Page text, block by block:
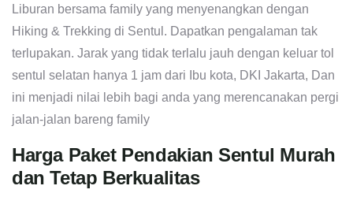
Liburan bersama family yang menyenangkan dengan
Hiking & Trekking di Sentul. Dapatkan pengalaman tak
terlupakan. Jarak yang tidak terlalu jauh dengan keluar tol
sentul selatan hanya 1 jam dari Ibu kota, DKI Jakarta, Dan
ini menjadi nilai lebih bagi anda yang merencanakan pergi
jalan-jalan bareng family
Harga Paket Pendakian Sentul Murah
dan Tetap Berkualitas